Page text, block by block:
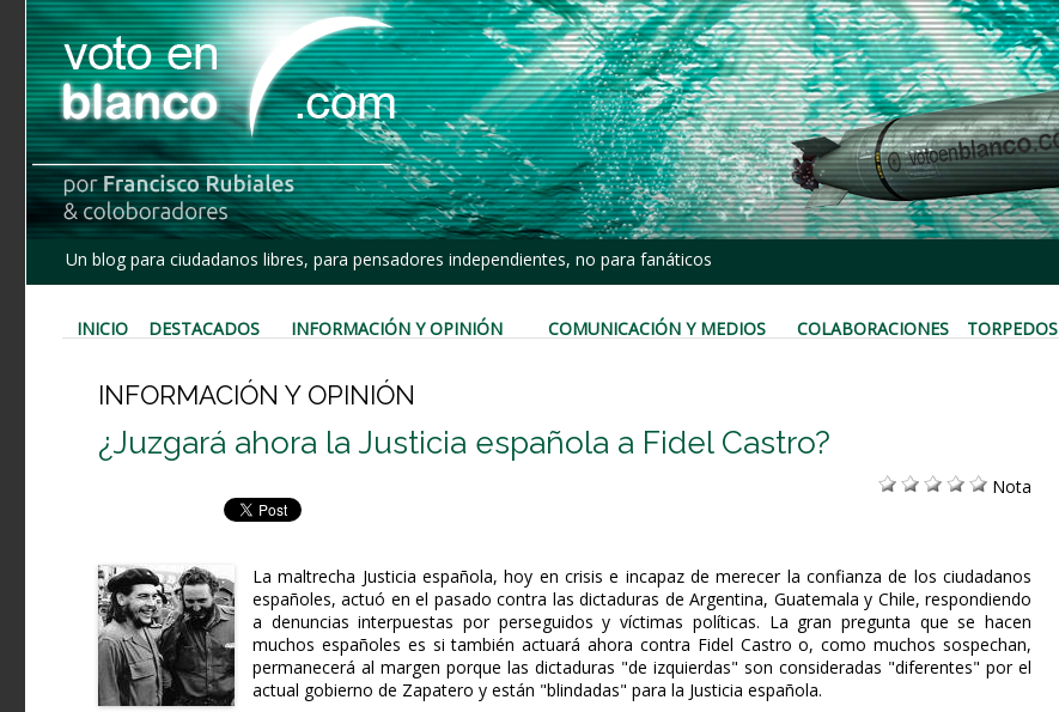
Un blog para ciudadanos libres, para pensadores independientes, no para fanáticos
INICIO DESTACADOS INFORMACIÓN Y OPINIÓN COMUNICACIÓN Y MEDIOS COLABORACIONES TORPEDOS
INFORMACIÓN Y OPINIÓN
¿Juzgará ahora la Justicia española a Fidel Castro?
Nota
La maltrecha Justicia española, hoy en crisis e incapaz de merecer la confianza de los ciudadanos
españoles, actuó en el pasado contra las dictaduras de Argentina, Guatemala y Chile, respondiendo
a denuncias interpuestas por perseguidos y víctimas políticas. La gran pregunta que se hacen
muchos españoles es si también actuará ahora contra Fidel Castro o, como muchos sospechan,
permanecerá al margen porque las dictaduras "de izquierdas" son consideradas "diferentes" por el
actual gobierno de Zapatero y están "blindadas" para la Justicia española.